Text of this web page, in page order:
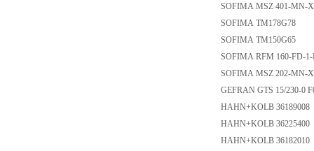
SOFIMA MSZ 401-MN-
SOFIMA TM178G78
SOFIMA TM150G65
SOFIMA RFM 160-FD-
SOFIMA MSZ 202-MN-
GEFRAN GTS 15/230-0
HAHN+KOLB 36189008
HAHN+KOLB 36225400
HAHN+KOLB 36182010